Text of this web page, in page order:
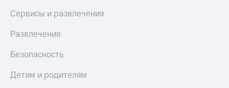
Сервисы и развлечения
Развлечения
Безопасность
Детям и родителям